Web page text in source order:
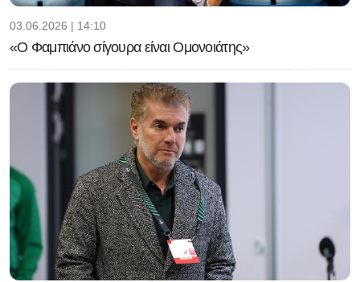
03.06.2026 | 14:10
«Ο Φαμπιάνο σίγουρα είναι Ομονοιάτης»